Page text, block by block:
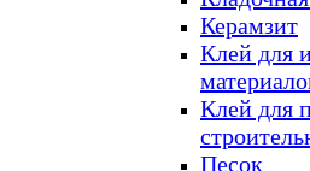
Керамзит
Клей для
Клей для
Песок